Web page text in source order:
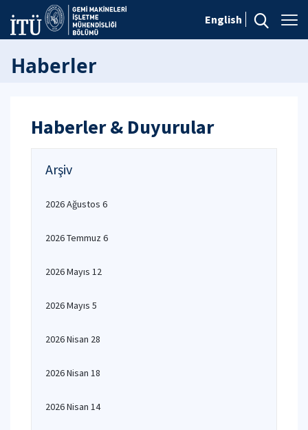
English
Haberler
Haberler & Duyurular
Arşiv
2026 Ağustos 6
2026 Temmuz 6
2026 Mayıs 12
2026 Mayıs 5
2026 Nisan 28
2026 Nisan 18
2026 Nisan 14